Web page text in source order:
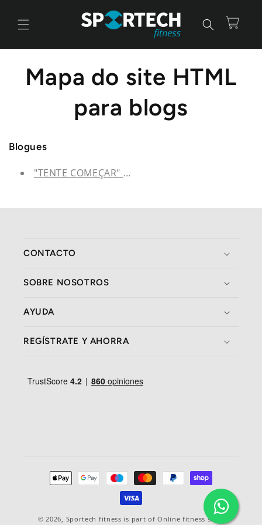
conteúdo
Carrinho
Mapa do site HTML
para blogs
Blogues
"TENTE COMEÇAR" (Blog de Fitness)
CONTACTO
SOBRE NOSOTROS
AYUDA
REGÍSTRATE Y AHORRA
Métodos
de
© 2026, Sportech fitness is part of Online fitness sales